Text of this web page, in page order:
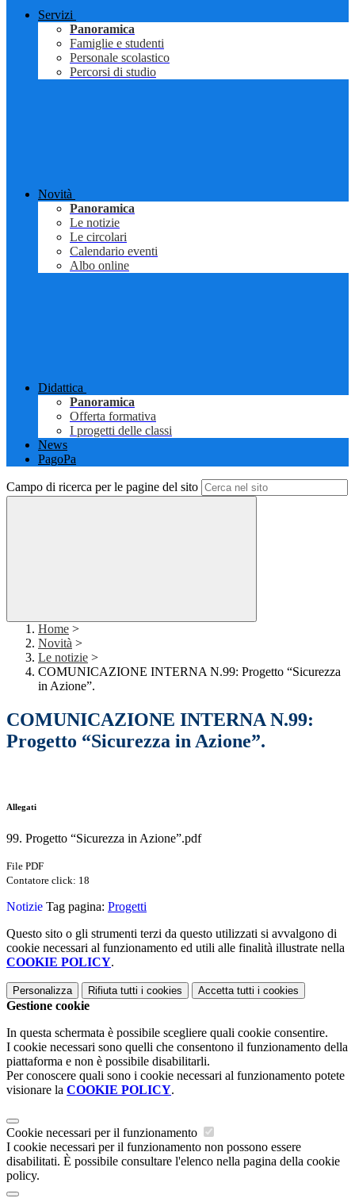
Servizi
Panoramica
Famiglie e studenti
Personale scolastico
Percorsi di studio
Novità
Panoramica
Le notizie
Le circolari
Calendario eventi
Albo online
Didattica
Panoramica
Offerta formativa
I progetti delle classi
News
PagoPa
Campo di ricerca per le pagine del sito
Home >
Novità >
Le notizie >
COMUNICAZIONE INTERNA N.99: Progetto “Sicurezza
in Azione”.
COMUNICAZIONE INTERNA N.99:
Progetto “Sicurezza in Azione”.
Allegati
99. Progetto “Sicurezza in Azione”.pdf
File PDF
Contatore click: 18
Notizie Tag pagina: Progetti
Questo sito o gli strumenti terzi da questo utilizzati si avvalgono di
cookie necessari al funzionamento ed utili alle finalità illustrate nella
COOKIE POLICY.
Personalizza Rifiuta tutti i cookies Accetta tutti i cookies
Gestione cookie
In questa schermata è possibile scegliere quali cookie consentire.
I cookie necessari sono quelli che consentono il funzionamento della
piattaforma e non è possibile disabilitarli.
Per conoscere quali sono i cookie necessari al funzionamento potete
visionare la COOKIE POLICY.
Cookie necessari per il funzionamento
I cookie necessari per il funzionamento non possono essere
disabilitati. È possibile consultare l'elenco nella pagina della cookie
policy.